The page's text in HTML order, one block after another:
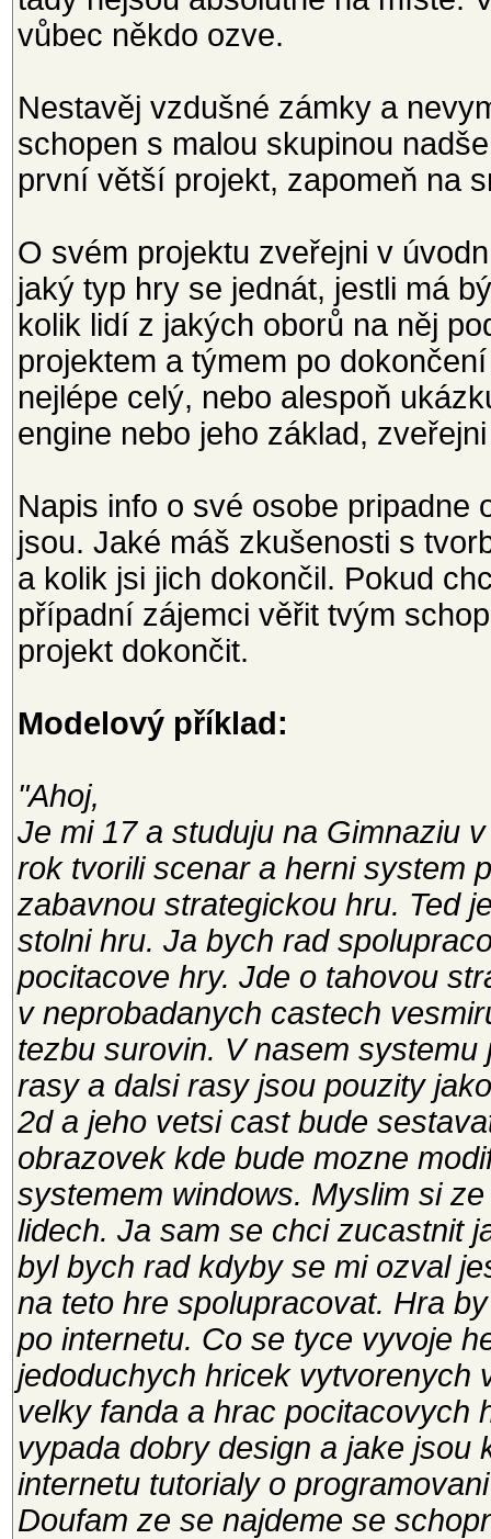
vůbec někdo ozve.
Nestavěj vzdušné zámky a
schopen s malou skupinou
první větší projekt, zapomeň na
O svém projektu zveřejni v
jaký typ hry se jednát, jestli má
kolik lidí z jakých oborů na něj
projektem a týmem po
nejlépe celý, nebo alespoň
engine nebo jeho základ,
Napis info o své osobe
jsou. Jaké máš zkušenosti s
a kolik jsi jich dokončil. Pokud
případní zájemci věřit tvým
projekt dokončit.
Modelový příklad:
"Ahoj,
Je mi 17 a studuju na Gimnaziu
rok tvorili scenar a herni system
zabavnou strategickou hru. Ted
stolni hru. Ja bych rad
pocitacove hry. Jde o tahovou
v neprobadanych castech
tezbu surovin. V nasem
rasy a dalsi rasy jsou pouzity
2d a jeho vetsi cast bude
obrazovek kde bude mozne
systemem windows. Myslim si
lidech. Ja sam se chci zucastnit
byl bych rad kdyby se mi ozval
na teto hre spolupracovat. Hra
po internetu. Co se tyce vyvoje
jedoduchych hricek vytvorenych
velky fanda a hrac pocitacovych
vypada dobry design a jake jsou
internetu tutorialy o
Doufam ze se najdeme se